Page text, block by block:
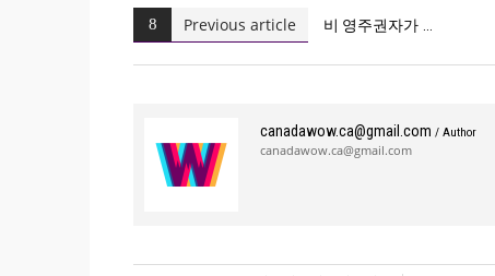
Previous article 비 영주권자가
canadawow.ca@gmail.com / Author
canadawow.ca@gmail.com